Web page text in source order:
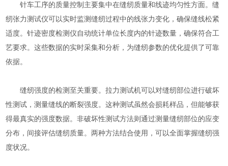
针车工序的质量控制主要集中在缝纫质量和线迹均匀性方面。缝
纫张力测试仪可以实时监测缝纫过程中的线张力变化，确保缝线松紧
适度。针迹密度检测仪自动统计单位长度内的针迹数量，确保符合工
艺要求。这些数据的实时采集和分析，为缝纫参数的优化提供了可靠
依据。
缝纫强度的检测至关重要。拉力测试机可以对缝纫部位进行破坏
性测试，测量缝线的断裂强度。这种测试虽然会损耗样品，但能够获
得最真实的强度数据。非破坏性测试方法则通过测量缝纫部位的应变
分布，间接评估缝纫质量。两种方法结合使用，可以全面掌握缝纫强
度状况。